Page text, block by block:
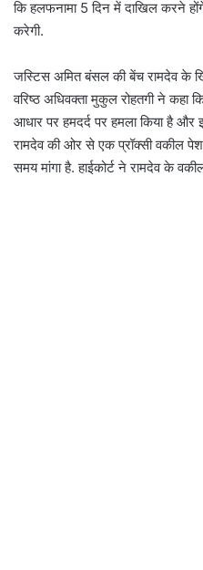
कि हलफनामा 5 दिन में दाखिल करने
करेगी.
जस्टिस अमित बंसल की बेंच रामदेव के
वरिष्ठ अधिवक्ता मुकुल रोहतगी ने कहा
आधार पर हमदर्द पर हमला किया है और
रामदेव की ओर से एक प्रॉक्सी वकील
समय मांगा है. हाईकोर्ट ने रामदेव के